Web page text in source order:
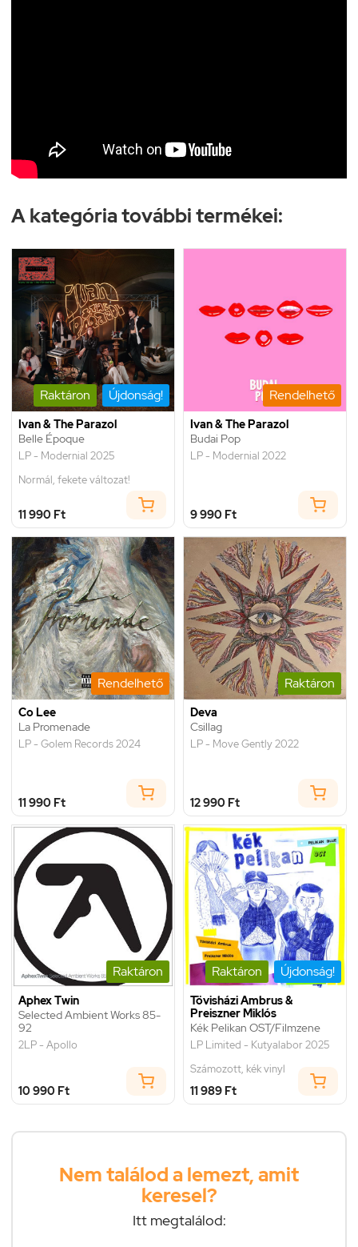
A kategória további termékei:
Raktáron Újdonság!
Ivan & The Parazol
Belle Époque
LP - Modernial 2025
Normál, fekete változat!
11 990 Ft
Rendelhető
Ivan & The Parazol
Budai Pop
LP - Modernial 2022
9 990 Ft
Rendelhető
Co Lee
La Promenade
LP - Golem Records 2024
11 990 Ft
Raktáron
Deva
Csillag
LP - Move Gently 2022
12 990 Ft
Raktáron
Aphex Twin
Selected Ambient Works 85-
92
2LP - Apollo
10 990 Ft
Raktáron Újdonság!
Tövisházi Ambrus &
Preiszner Miklós
Kék Pelikan OST/Filmzene
LP Limited - Kutyalabor 2025
Számozott, kék vinyl
11 989 Ft
Nem találod a lemezt, amit
keresel?
Itt megtalálod: